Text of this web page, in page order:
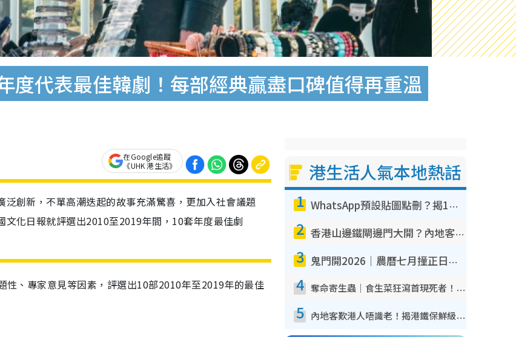
度代表最佳韓劇！每部經典贏盡口碑值得再重溫
在Google追蹤
《UHK 港生活》
創新，不單高潮迭起的故事充滿驚喜，更加入社會議題
化日報就評選出2010至2019年間，10套年度最佳劇
性、專家意見等因素，評選出10部2010年至2019年的最佳
港生活人氣本地熱話
1 WhatsApp預設貼圖點刪？揭1招「反向操作」還原簡潔介面 附3步實測教學
2 香港山邊鐵閘邊門大開？內地客困惑意義何在！網民神回覆：呢種叫法理性防禦
3 鬼門開2026｜農曆七月撞正日全食特別邪？專家警告切忌做一事！揭4大禁忌+2招保平安
4 奪命寄生蟲｜食生菜狂瀉首現死者！疫潮惡化錄1.8萬宗病例 揭洗菜3大謬誤
5 內地客歎港人唔識老！揭港鐵保鮮級冷氣 港人求放過：咪投訴